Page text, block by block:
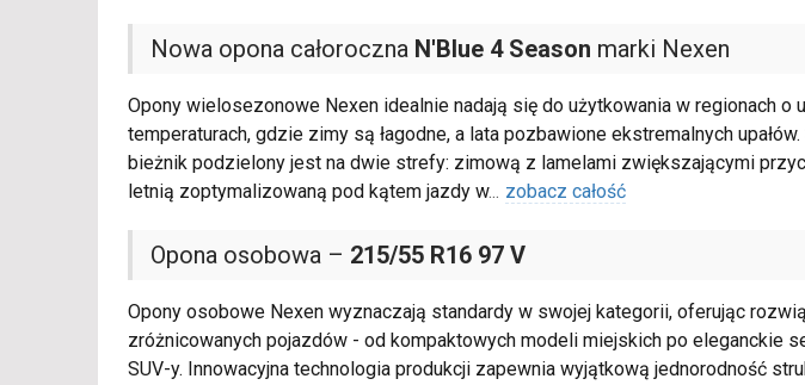
Nowa opona całoroczna N'Blue 4 Season marki Nexen
Opony wielosezonowe Nexen idealnie nadają się do użytkowania w regionach o
temperaturach, gdzie zimy są łagodne, a lata pozbawione ekstremalnych
bieżnik podzielony jest na dwie strefy: zimową z lamelami zwiększającymi
letnią zoptymalizowaną pod kątem jazdy w... zobacz całość
Opona osobowa – 215/55 R16 97 V
Opony osobowe Nexen wyznaczają standardy w swojej kategorii, oferując
zróżnicowanych pojazdów - od kompaktowych modeli miejskich po eleganckie
SUV-y. Innowacyjna technologia produkcji zapewnia wyjątkową jednorodność